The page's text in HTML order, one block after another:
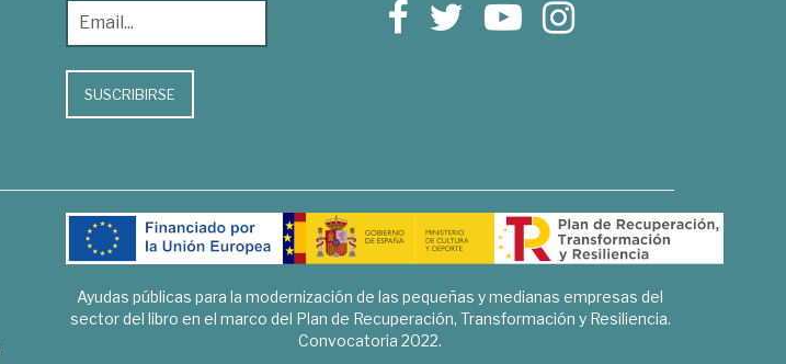
SUSCRIBIRSE
Ayudas públicas para la modernización de las pequeñas y medianas empresas del
sector del libro en el marco del Plan de Recuperación, Transformación y Resiliencia.
Convocatoria 2022.